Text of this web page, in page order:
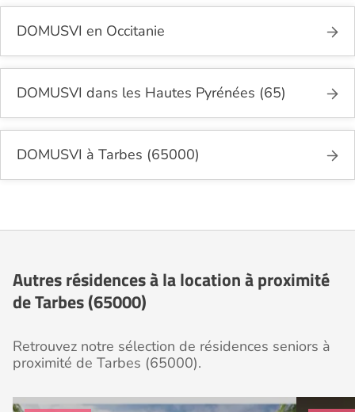
DOMUSVI en Occitanie
DOMUSVI dans les Hautes Pyrénées (65)
DOMUSVI à Tarbes (65000)
Autres résidences à la location à proximité
de Tarbes (65000)
Retrouvez notre sélection de résidences seniors à
proximité de Tarbes (65000).